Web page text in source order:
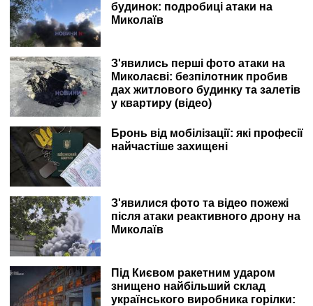
будинок: подробиці атаки на
Миколаїв
З'явились перші фото атаки на
Миколаєві: безпілотник пробив
дах житлового будинку та залетів
у квартиру (відео)
Бронь від мобілізації: які професії
найчастіше захищені
З'явилися фото та відео пожежі
після атаки реактивного дрону на
Миколаїв
Під Києвом ракетним ударом
знищено найбільший склад
українського виробника горілки: